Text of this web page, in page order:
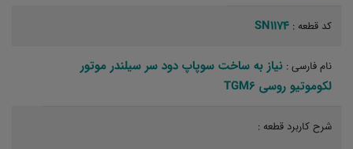
کد قطعه : SN1174
نام فارسی : نیاز به ساخت سوپاپ دود سر سیلندر موتور
لکوموتیو روسی TGM6
شرح کاربرد قطعه :